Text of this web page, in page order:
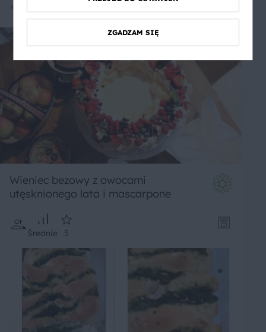
Wieniec bezowy z owocami
utęsknionego lata i mascarpone
Średnie 5
ZGADZAM SIĘ